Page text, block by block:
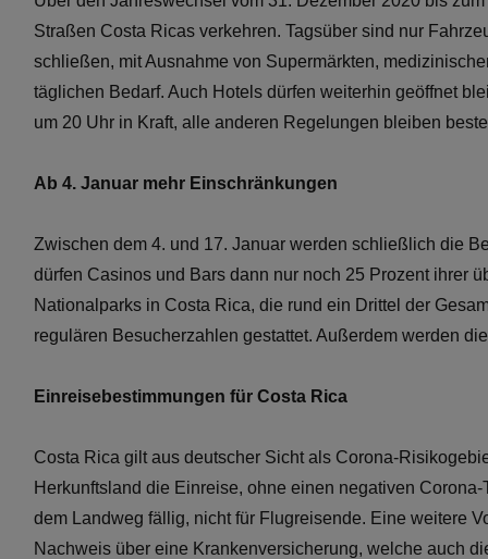
Straßen Costa Ricas verkehren. Tagsüber sind nur
schließen, mit Ausnahme von Supermärkten,
täglichen Bedarf. Auch Hotels dürfen weiterhin geöffnet
um 20 Uhr in Kraft, alle anderen Regelungen bleiben
Ab 4. Januar mehr Einschränkungen
Zwischen dem 4. und 17. Januar werden schließlich die
dürfen Casinos und Bars dann nur noch 25 Prozent ihrer
Nationalparks in Costa Rica, die rund ein Drittel der
regulären Besucherzahlen gestattet. Außerdem werden
Einreisebestimmungen für Costa Rica
Costa Rica gilt aus deutscher Sicht als Corona-
Herkunftsland die Einreise, ohne einen negativen
dem Landweg fällig, nicht für Flugreisende. Eine weitere
Nachweis über eine Krankenversicherung, welche auch